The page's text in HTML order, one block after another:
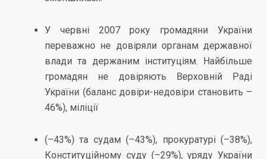
У червні 2007 року громадяни України
переважно не довіряли органам державної
влади та держаним інституціям. Найбільше
громадян не довіряють Верховній Раді
України (баланс довіри-недовіри становить –
46%), міліції
(–43%) та судам (–43%), прокуратурі (–38%),
Конституційному суду (–29%), уряду України